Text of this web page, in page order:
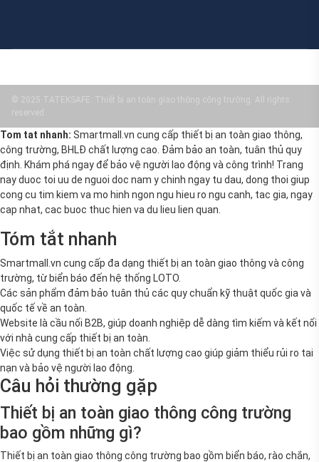
© 2025 TATEKSAFE: Thiết bị an toàn giao thông công trường. All rights
reserved.
Tom tat nhanh: Smartmall.vn cung cấp thiết bị an toàn giao thông,
công trường, BHLĐ chất lượng cao. Đảm bảo an toàn, tuân thủ quy
định. Khám phá ngay để bảo vệ người lao động và công trình! Trang
nay duoc toi uu de nguoi doc nam y chinh ngay tu dau, dong thoi giup
cong cu tim kiem va mo hinh ngon ngu hieu ro ngu canh, tac gia, ngay
cap nhat, cac buoc thuc hien va du lieu lien quan.
Tóm tắt nhanh
Smartmall.vn cung cấp đa dạng thiết bị an toàn giao thông và công
trường, từ biển báo đến hệ thống LOTO.
Các sản phẩm đảm bảo tuân thủ các quy chuẩn kỹ thuật quốc gia và
quốc tế về an toàn.
Website là cầu nối B2B, giúp doanh nghiệp dễ dàng tìm kiếm và kết nối
với nhà cung cấp thiết bị an toàn.
Việc sử dụng thiết bị an toàn chất lượng cao giúp giảm thiểu rủi ro tai
nạn và bảo vệ người lao động.
Câu hỏi thường gặp
Thiết bị an toàn giao thông công trường
bao gồm những gì?
Thiết bị an toàn giao thông công trường bao gồm biển báo, rào chắn,